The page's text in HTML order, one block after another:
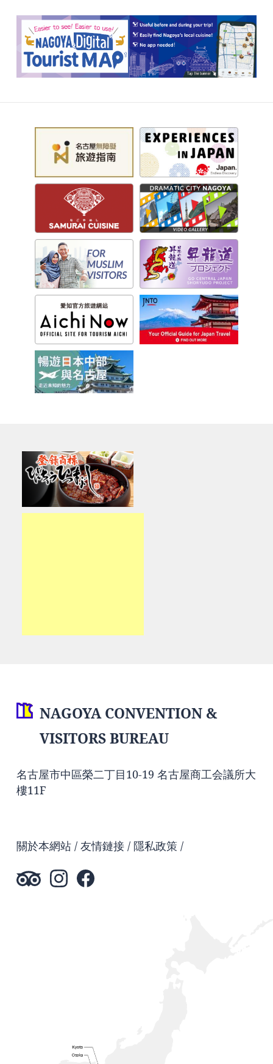
NAGOYA CONVENTION &
VISITORS BUREAU
名古屋市中區榮二丁目10-19 名古屋商工会議所大
樓11F
關於本網站 友情鏈接 隱私政策